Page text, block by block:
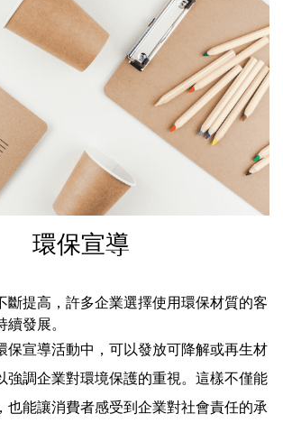
環保宣導
斷提高，許多企業選擇使用環保材質的客
發展。
保宣導活動中，可以發放可降解或再生材
強調企業對環境保護的重視。這樣不僅能
也能讓消費者感受到企業對社會責任的承